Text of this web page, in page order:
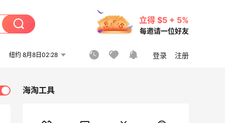
立得 $5 + 5%
每邀请一位好友
纽约 8月8日02:28 登录 注册
海淘工具